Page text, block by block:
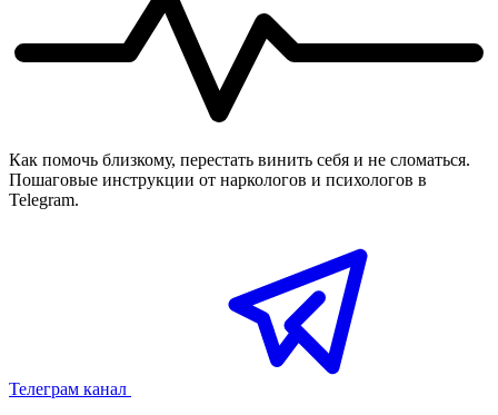
Как помочь близкому, перестать винить себя и не сломаться.
Пошаговые инструкции от наркологов и психологов в
Telegram.
Телеграм канал